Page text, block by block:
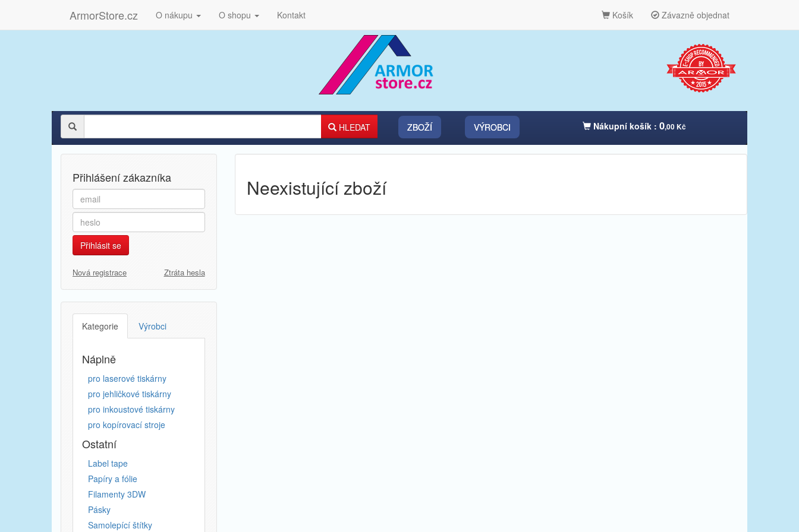
ArmorStore.cz O nákupu O shopu Kontakt Košík Závazně objednat
HLEDAT ZBOŽÍ VÝROBCI Nákupní košík : 0,00 Kč
Přihlášení zákazníka
Přihlásit se
Nová registrace Ztráta hesla
Kategorie Výrobci
Náplně
pro laserové tiskárny
pro jehličkové tiskárny
pro inkoustové tiskárny
pro kopírovací stroje
Ostatní
Label tape
Papíry a fólie
Filamenty 3DW
Pásky
Samolepící štítky
Neexistující zboží